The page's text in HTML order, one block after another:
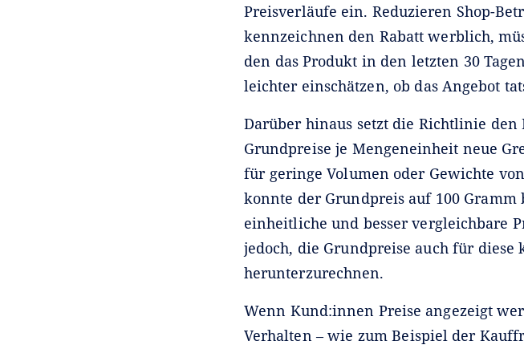
Preisverläufe ein. Reduzieren Shop-
kennzeichnen den Rabatt werblich,
den das Produkt in den letzten 30
leichter einschätzen, ob das Angebot
Darüber hinaus setzt die Richtlinie
Grundpreise je Mengeneinheit neue
für geringe Volumen oder Gewichte
konnte der Grundpreis auf 100
einheitliche und besser vergleichbare
jedoch, die Grundpreise auch für
herunterzurechnen.
Wenn Kund:innen Preise angezeigt
Verhalten – wie zum Beispiel der